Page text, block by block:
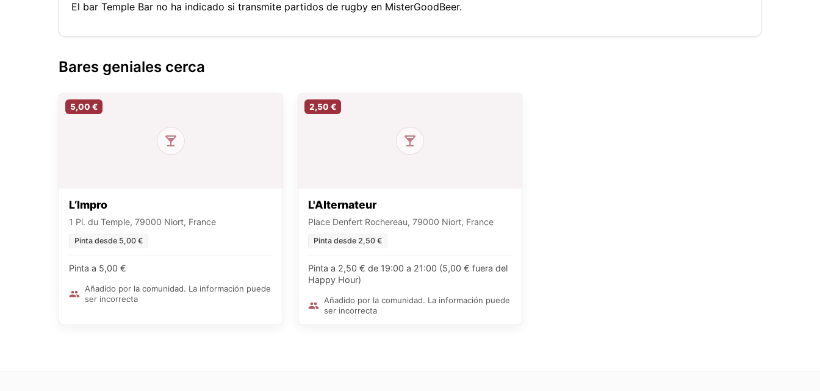
El bar Temple Bar no ha indicado si transmite partidos de rugby en MisterGoodBeer.
Bares geniales cerca
5,00 €
L’Impro
1 Pl. du Temple, 79000 Niort, France
Pinta desde 5,00 €
Pinta a 5,00 €
Añadido por la comunidad. La información puede
ser incorrecta
2,50 €
L'Alternateur
Place Denfert Rochereau, 79000 Niort, France
Pinta desde 2,50 €
Pinta a 2,50 € de 19:00 a 21:00 (5,00 € fuera del
Happy Hour)
Añadido por la comunidad. La información puede
ser incorrecta